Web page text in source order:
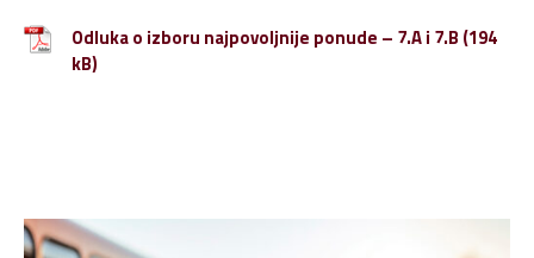
Odluka o izboru najpovoljnije ponude – 7.A i 7.B